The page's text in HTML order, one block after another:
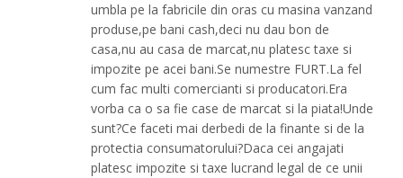
umbla pe la fabricile din oras cu masina vanzand
produse,pe bani cash,deci nu dau bon de
casa,nu au casa de marcat,nu platesc taxe si
impozite pe acei bani.Se numestre FURT.La fel
cum fac multi comercianti si producatori.Era
vorba ca o sa fie case de marcat si la piata!Unde
sunt?Ce faceti mai derbedi de la finante si de la
protectia consumatorului?Daca cei angajati
platesc impozite si taxe lucrand legal de ce unii